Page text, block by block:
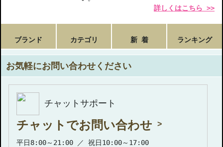
詳しくはこちら >>
ブランド カテゴリ 新 着 ランキング
お気軽にお問い合わせください
チャットサポート
チャットでお問い合わせ
平日8:00～21:00 ／ 祝日10:00～17:00